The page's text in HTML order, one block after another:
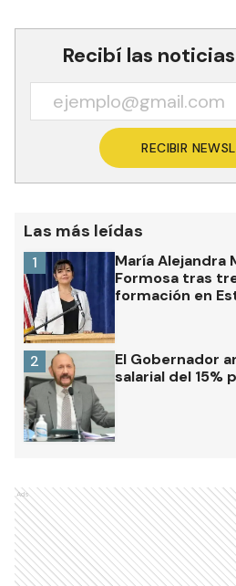
Recibí las
RECIBIR
Las más leídas
María Alejandra
Formosa tras
formación en
1
El Gobernador
salarial del 15%
2
Ads